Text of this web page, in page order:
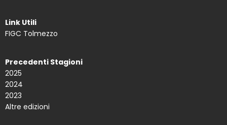
Link Utili
FIGC Tolmezzo
Precedenti Stagioni
2025
2024
2023
Altre edizioni